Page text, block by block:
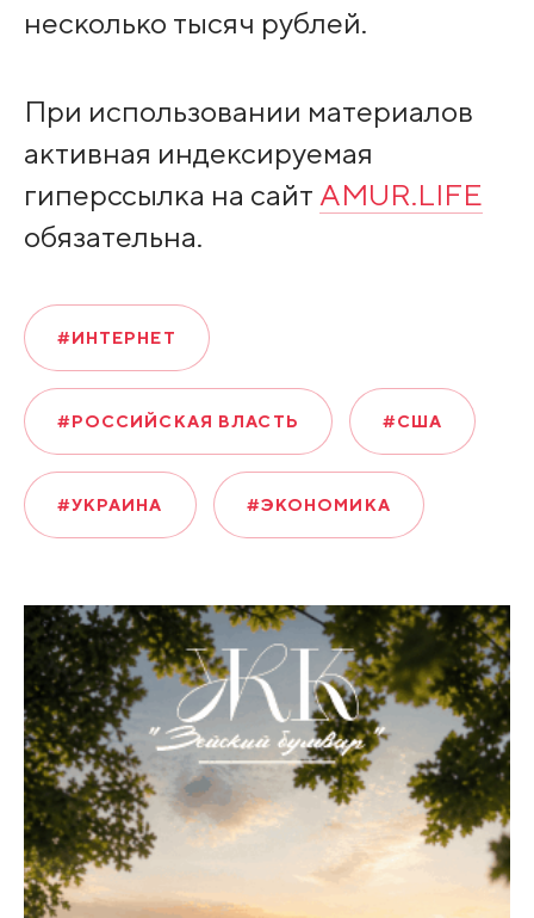
несколько тысяч рублей.
При использовании материалов
активная индексируемая
гиперссылка на сайт AMUR.LIFE
обязательна.
#ИНТЕРНЕТ
#РОССИЙСКАЯ ВЛАСТЬ #США
#УКРАИНА #ЭКОНОМИКА